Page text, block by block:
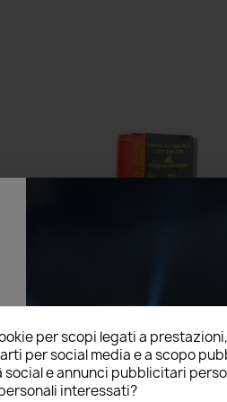
Mercedes Accenditore
42,00 €
starstar starstarstar 6
Questo prodotto è stato acquistato:
per scopi legati a
per social media e a scopo
e annunci pubblicitari
interessati?